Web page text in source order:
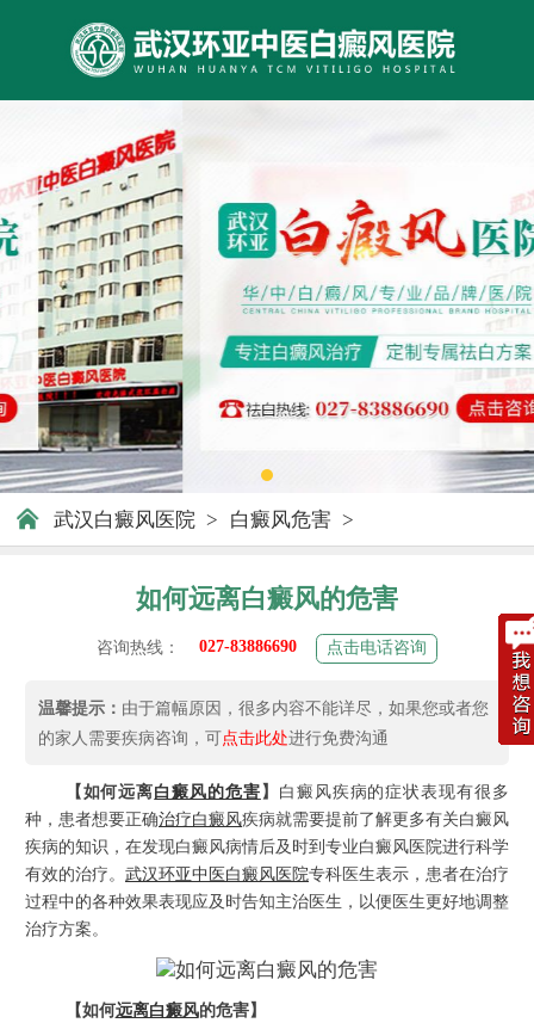
武汉白癜风医院 > 白癜风危害 >
如何远离白癜风的危害
咨询热线： 027-83886690 点击电话咨询
温馨提示： 由于篇幅原因，很多内容不能详尽，如果您或者您
的家人需要疾病咨询，可点击此处进行免费沟通
【如何远离白癜风的危害 】 白癜风疾病的症状表现有很多
种，患者想要正确治疗白癜风疾病就需要提前了解更多有关白癜风
疾病的知识，在发现白癜风病情后及时到专业白癜风医院进行科学
有效的治疗。 武汉环亚中医白癜风医院专科医生表示，患者在治疗
过程中的各种效果表现应及时告知主治医生，以便医生更好地调整
治疗方案。
【如何远离白癜风的危害】